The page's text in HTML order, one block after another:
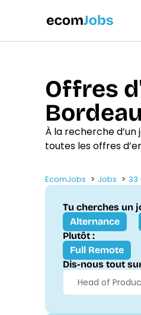
Offres
À la recherche
toutes les offres
EcomJobs Jobs 33
Tu cherches un
Alternance
Plutôt :
Full Remote
Dis-nous tout